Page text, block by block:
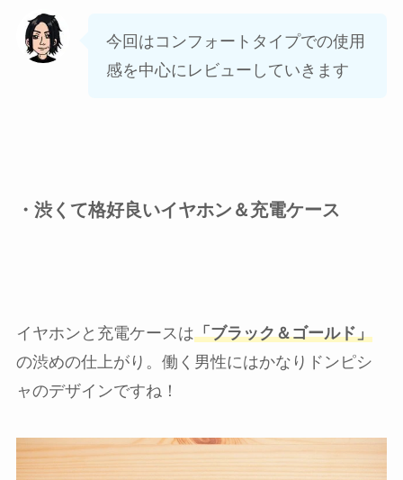
今回はコンフォートタイプでの使用
感を中心にレビューしていきます
・渋くて格好良いイヤホン＆充電ケース
イヤホンと充電ケースは「ブラック＆ゴールド」
の渋めの仕上がり。働く男性にはかなりドンピシ
ャのデザインですね！